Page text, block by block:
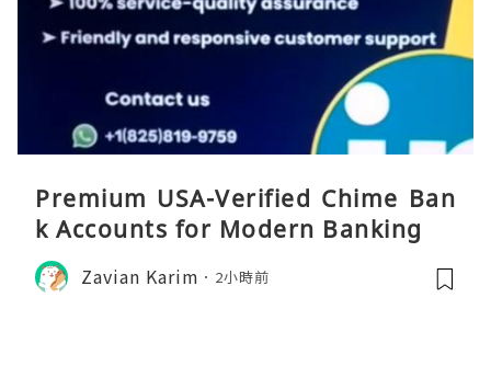
Premium USA-Verified Chime Ban
k Accounts for Modern Banking
Zavian Karim 2小時前